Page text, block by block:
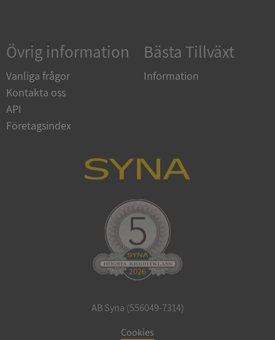
Övrig information
Vanliga frågor
Kontakta oss
API
Företagsindex
Bästa Tillväxt
Information
AB Syna (556049-7314)
Cookies
VISITOR_PRIVACY_METADATA
ASP.NET_SessionId
Microsoft
Corporation
de.syna.se
Google